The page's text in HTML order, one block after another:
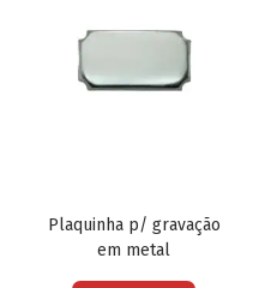
Plaquinha p/ gravação
em metal